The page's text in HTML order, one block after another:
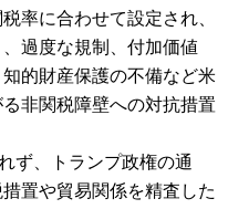
率に合わせて設定され、
過度な規制、付加価値
的財産保護の不備など米
非関税障壁への対抗措置
ず、トランプ政権の通
置や貿易関係を精査した